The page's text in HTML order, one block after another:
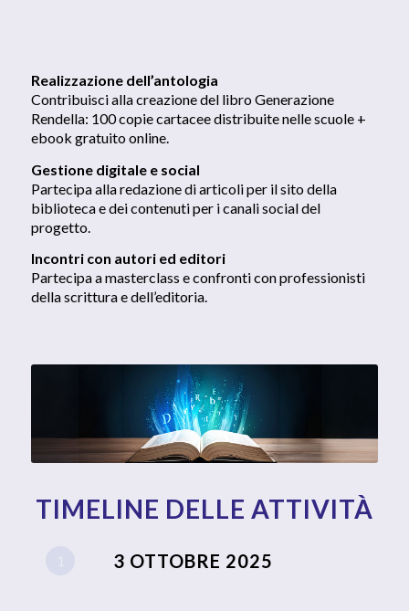
Realizzazione dell’antologia
Contribuisci alla creazione del libro Generazione
Rendella: 100 copie cartacee distribuite nelle scuole +
ebook gratuito online.
Gestione digitale e social
Partecipa alla redazione di articoli per il sito della
biblioteca e dei contenuti per i canali social del
progetto.
Incontri con autori ed editori
Partecipa a masterclass e confronti con professionisti
della scrittura e dell’editoria.
TIMELINE DELLE ATTIVITÀ
3 OTTOBRE 2025